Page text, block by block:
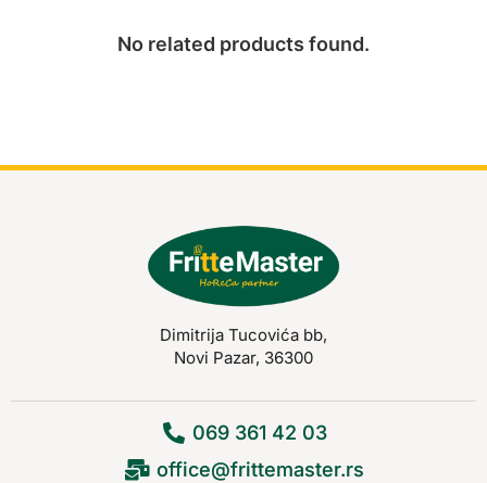
No related products found.
Dimitrija Tucovića bb,
Novi Pazar, 36300
069 361 42 03
office@frittemaster.rs